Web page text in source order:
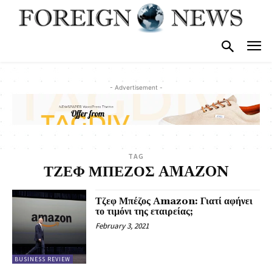
- Advertisement -
TAG
ΤΖΕΦ ΜΠΕΖΟΣ AMAZON
BUSINESS REVIEW
Τζεφ Μπέζος Amazon: Γιατί αφήνει
το τιμόνι της εταιρείας;
February 3, 2021